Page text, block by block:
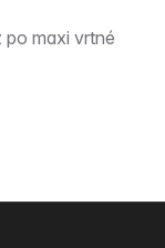
po maxi vrtné